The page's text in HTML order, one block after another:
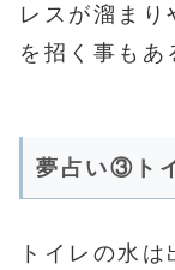
レスが溜ま
を招く事もあ
夢占い③ト
トイレの水